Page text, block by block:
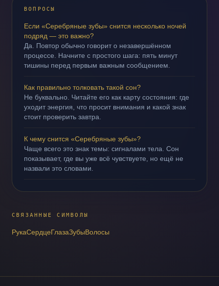
ВОПРОСЫ
Если «Серебряные зубы» снится несколько ночей
подряд — это важно?
Да. Повтор обычно говорит о незавершённом
процессе. Начните с простого шага: пять минут
тишины перед первым важным сообщением.
Как правильно толковать такой сон?
Не буквально. Читайте его как карту состояния: где
уходит энергия, что просит внимания и какой знак
стоит проверить завтра.
К чему снится «Серебряные зубы»?
Чаще всего это знак темы: сигналами тела. Сон
показывает, где вы уже всё чувствуете, но ещё не
назвали это словами.
СВЯЗАННЫЕ СИМВОЛЫ
РукаСердцеГлазаЗубыВолосы